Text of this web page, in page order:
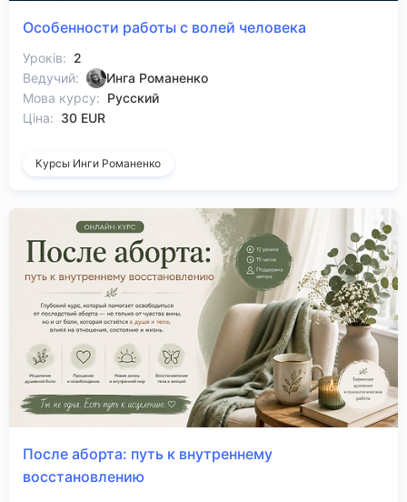
Особенности работы с волей человека
Уроків: 2
Ведучий:
Инга Романенко
Мова курсу: Русский
Ціна: 30 EUR
Курсы Инги Романенко
После аборта: путь к внутреннему
восстановлению